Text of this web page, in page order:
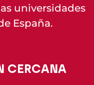
universidades
España.
CERCANA